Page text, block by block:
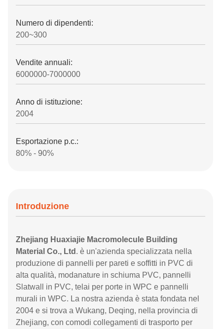
Numero di dipendenti:
200~300
Vendite annuali:
6000000-7000000
Anno di istituzione:
2004
Esportazione p.c.:
80% - 90%
Introduzione
Zhejiang Huaxiajie Macromolecule Building
Material Co., Ltd . è un'azienda specializzata nella
produzione di pannelli per pareti e soffitti in PVC di
alta qualità, modanature in schiuma PVC, pannelli
Slatwall in PVC, telai per porte in WPC e pannelli
murali in WPC. La nostra azienda è stata fondata nel
2004 e si trova a Wukang, Deqing, nella provincia di
Zhejiang, con comodi collegamenti di trasporto per